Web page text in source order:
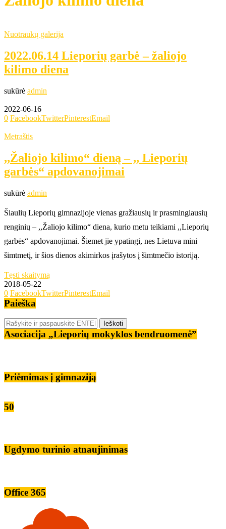
Nuotraukų galerija
2022.06.14 Lieporių garbė – žaliojo
kilimo diena
sukūrė admin
2022-06-16
0 FacebookTwitterPinterestEmail
Metraštis
,,Žaliojo kilimo“ dieną – ,, Lieporių
garbės“ apdovanojimai
sukūrė admin
Šiaulių Lieporių gimnazijoje vienas gražiausių ir prasmingiausių
renginių – ,,Žaliojo kilimo“ diena, kurio metu teikiami ,,Lieporių
garbės“ apdovanojimai. Šiemet jie ypatingi, nes Lietuva mini
šimtmetį, ir šios dienos akimirkos įrašytos į šimtmečio istoriją.
Tęsti skaitymą
2018-05-22
0 FacebookTwitterPinterestEmail
Paieška
Asociacija „Lieporių mokyklos bendruomenė”
Priėmimas į gimnaziją
50
Ugdymo turinio atnaujinimas
Office 365